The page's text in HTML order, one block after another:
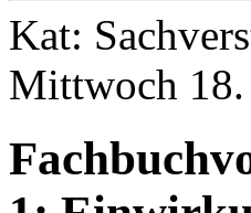
Kat:
Mittwoch 18.